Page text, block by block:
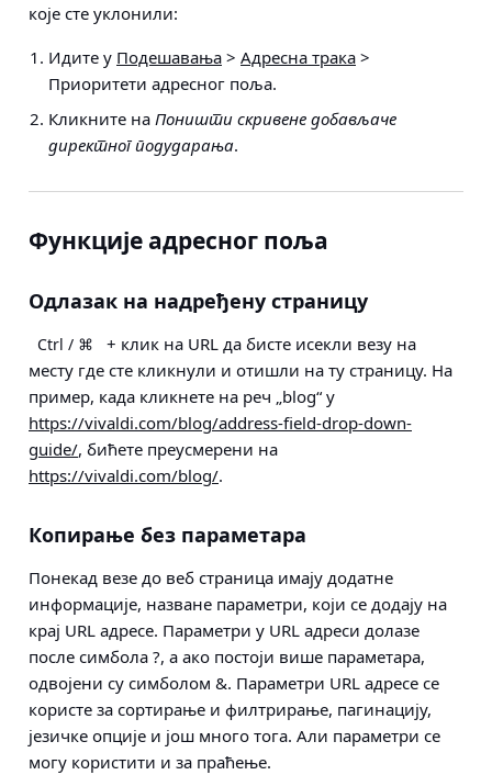
које сте уклонили:
Идите у Подешавања > Адресна трака >
Приоритети адресног поља.
Кликните на Поништи скривене добављаче
директног подударања.
Функције адресног поља
Одлазак на надређену страницу
Ctrl / ⌘
+ клик на URL да бисте исекли везу на
месту где сте кликнули и отишли ​​на ту страницу. На
пример, када кликнете на реч „blog“ у
https://vivaldi.com/blog/address-field-drop-down-
guide/, бићете преусмерени на
https://vivaldi.com/blog/.
Копирање без параметара
Понекад везе до веб страница имају додатне
информације, назване параметри, који се додају на
крај URL адресе. Параметри у URL адреси долазе
после симбола ?, а ако постоји више параметара,
одвојени су симболом &. Параметри URL адресе се
користе за сортирање и филтрирање, пагинацију,
језичке опције и још много тога. Али параметри се
могу користити и за праћење.